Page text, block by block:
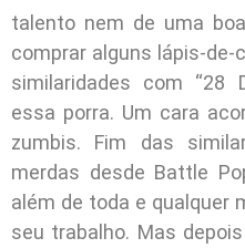
talento nem de uma
comprar alguns lápis-de-
similaridades com “28
essa porra. Um cara
zumbis. Fim das
merdas desde Battle
além de toda e qualquer
seu trabalho. Mas